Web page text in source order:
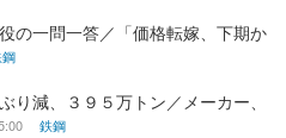
の一問一答／「価格転嫁、下期か
り減、３９５万トン／メーカー、
鉄鋼